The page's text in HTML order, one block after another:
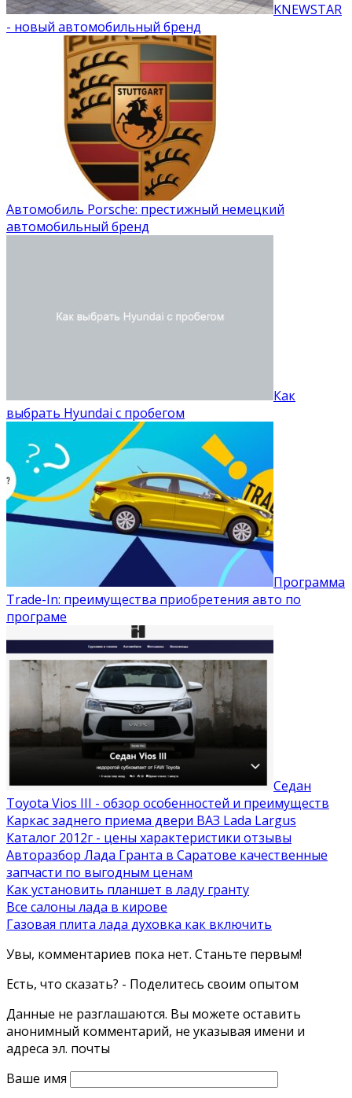
KNEWSTAR
- новый автомобильный бренд
Автомобиль Porsche: престижный немецкий
автомобильный бренд
Как
выбрать Hyundai с пробегом
Программа
Trade-In: преимущества приобретения авто по
програме
Седан
Toyota Vios III - обзор особенностей и преимуществ
Каркас заднего приема двери ВАЗ Lada Largus
Каталог 2012г - цены характеристики отзывы
Авторазбор Лада Гранта в Саратове качественные
запчасти по выгодным ценам
Как установить планшет в ладу гранту
Все салоны лада в кирове
Газовая плита лада духовка как включить
Увы, комментариев пока нет. Станьте первым!
Есть, что сказать? - Поделитесь своим опытом
Данные не разглашаются. Вы можете оставить
анонимный комментарий, не указывая имени и
адреса эл. почты
Ваше имя